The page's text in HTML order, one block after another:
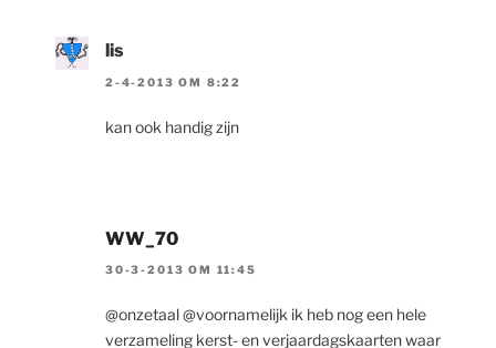
lis
2-4-2013 OM 8:22
kan ook handig zijn
WW_70
30-3-2013 OM 11:45
@onzetaal @voornamelijk ik heb nog een hele
verzameling kerst- en verjaardagskaarten waar